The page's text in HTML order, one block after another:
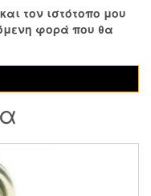
τον ιστότοπο μου
φορά που θα